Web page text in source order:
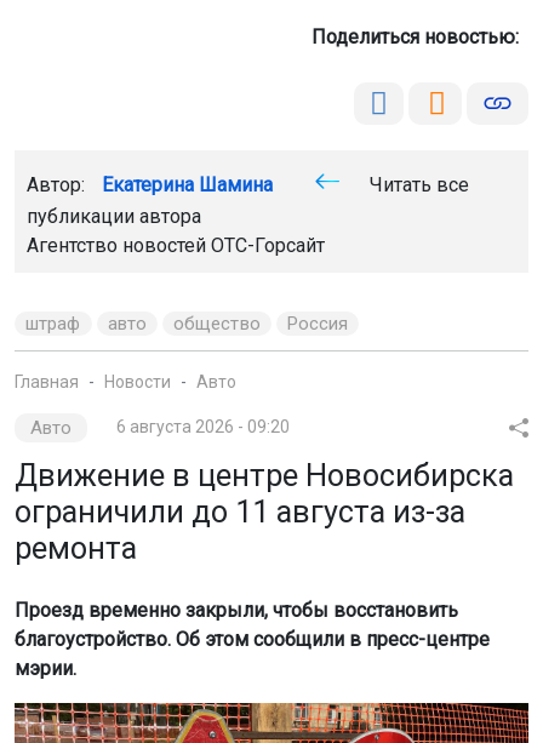
Поделиться новостью:
Автор: Екатерина Шамина
Читать все
публикации автора
Агентство новостей ОТС-Горсайт
штраф авто общество Россия
Главная Новости Авто
Авто 6 августа 2026 - 09:20
Движение в центре Новосибирска
ограничили до 11 августа из-за
ремонта
Проезд временно закрыли, чтобы восстановить
благоустройство. Об этом сообщили в пресс-центре
мэрии.